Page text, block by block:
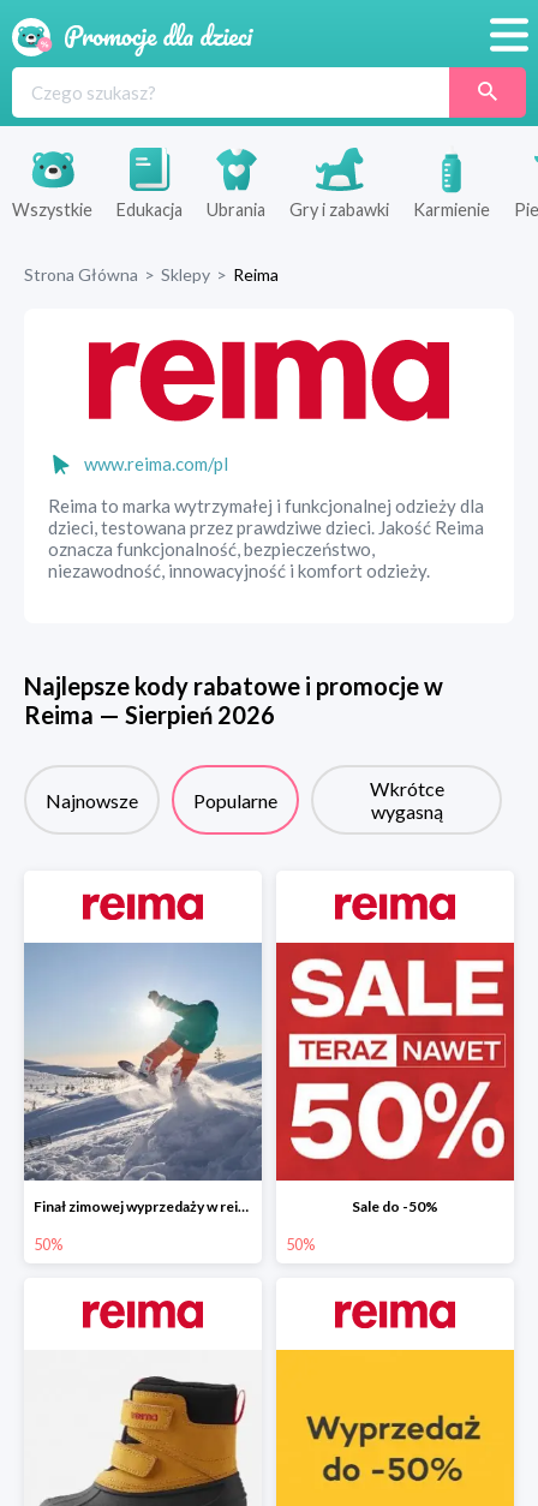
Produkty
Sklepy
Wszystkie Edukacja Ubrania Gry i zabawki Karmienie
Strona Główna > Sklepy > Reima
www.reima.com/pl
Reima to marka wytrzymałej i funkcjonalnej odzieży dla
dzieci, testowana przez prawdziwe dzieci. Jakość Reima
oznacza funkcjonalność, bezpieczeństwo,
niezawodność, innowacyjność i komfort odzieży.
Najlepsze kody rabatowe i promocje w
Reima — Sierpień 2026
Najnowsze Popularne
Wkrótce
wygasną
Finał zimowej wyprzedaży w reima!
50%
Sale do -50%
50%